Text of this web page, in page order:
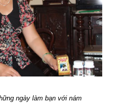
ngày làm bạn với nám